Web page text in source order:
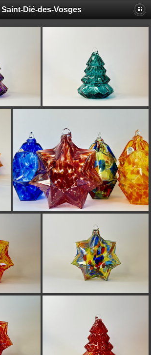
Saint-Dié-des-Vosges